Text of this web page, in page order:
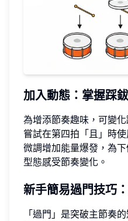
加入動態：掌握踩
為增添節奏趣味，可變
嘗試在第四拍「且」時
微調增加能量爆發，為
型態感受節奏變化。
新手簡易過門技巧
「過門」是突破主節奏